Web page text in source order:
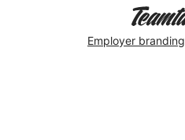
Employer branding